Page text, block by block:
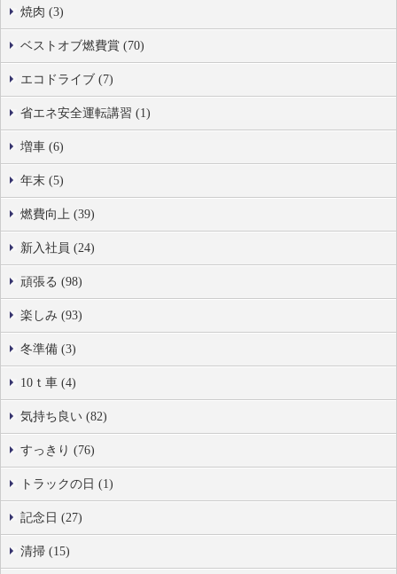
焼肉 (3)
ベストオブ燃費賞 (70)
エコドライブ (7)
省エネ安全運転講習 (1)
増車 (6)
年末 (5)
燃費向上 (39)
新入社員 (24)
頑張る (98)
楽しみ (93)
冬準備 (3)
10ｔ車 (4)
気持ち良い (82)
すっきり (76)
トラックの日 (1)
記念日 (27)
清掃 (15)